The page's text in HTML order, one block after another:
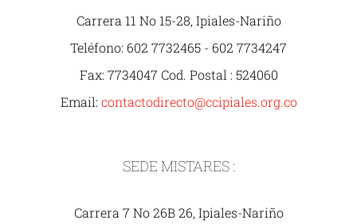
Carrera 11 No 15-28, Ipiales-Nariño
Teléfono: 602 7732465 - 602 7734247
Fax: 7734047 Cod. Postal : 524060
Email: contactodirecto@ccipiales.org.co
SEDE MISTARES :
Carrera 7 No 26B 26, Ipiales-Nariño